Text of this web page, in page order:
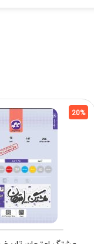
20%